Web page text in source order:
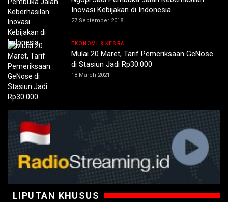
Inovasi Kebijakan di Indonesia
27 September 2018
EKONOMI & KESRA
Mulai 20 Maret, Tarif Pemeriksaan GeNose
di Stasiun Jadi Rp30.000
18 March 2021
LIPUTAN KHUSUS